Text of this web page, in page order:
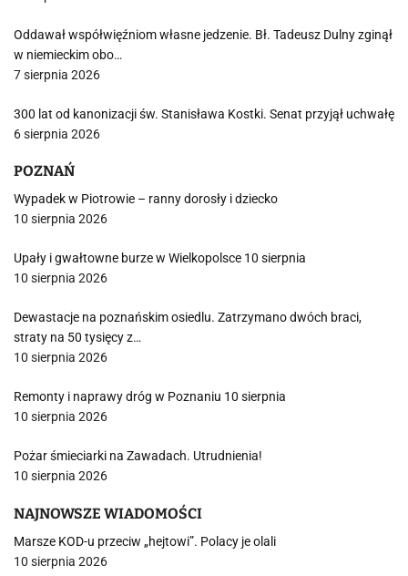
Oddawał współwięźniom własne jedzenie. Bł. Tadeusz Dulny zginął
w niemieckim obo…
7 sierpnia 2026
300 lat od kanonizacji św. Stanisława Kostki. Senat przyjął uchwałę
6 sierpnia 2026
POZNAŃ
Wypadek w Piotrowie – ranny dorosły i dziecko
10 sierpnia 2026
Upały i gwałtowne burze w Wielkopolsce 10 sierpnia
10 sierpnia 2026
Dewastacje na poznańskim osiedlu. Zatrzymano dwóch braci,
straty na 50 tysięcy z…
10 sierpnia 2026
Remonty i naprawy dróg w Poznaniu 10 sierpnia
10 sierpnia 2026
Pożar śmieciarki na Zawadach. Utrudnienia!
10 sierpnia 2026
NAJNOWSZE WIADOMOŚCI
Marsze KOD-u przeciw „hejtowi”. Polacy je olali
10 sierpnia 2026